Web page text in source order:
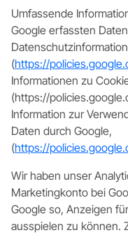
Umfassende
Google erfassten
(https://
Informationen zu
(https://
Information zur
Daten durch Google,
(https://
Wir haben unser
Marketingkonto bei
Google so, Anzeigen
ausspielen zu können.